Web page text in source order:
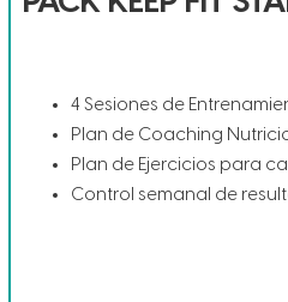
4 Sesiones de
Plan de Coaching
Plan de Ejercicios para
Control semanal de